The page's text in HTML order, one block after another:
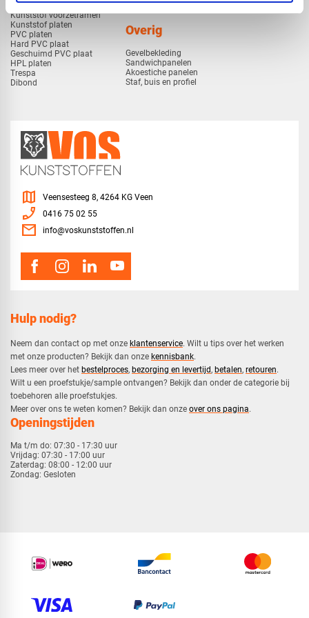
Polycarbonaat platen
Kunststof voorzetramen
Kunststof platen
PVC platen
Hard PVC plaat
Geschuimd PVC plaat
HPL platen
Trespa
Dibond
Polypropyleen platen
Overig
Gevelbekleding
Sandwichpanelen
Akoestiche panelen
Staf, buis en profiel
Hulp nodig?
Neem dan contact op met onze klantenservice. Wilt u tips over het werken
met onze producten? Bekijk dan onze kennisbank.
​Lees meer over het bestelproces, bezorging en levertijd, betalen, retouren.​
​Wilt u een proefstukje/sample ontvangen? Bekijk dan onder de categorie bij
toebehoren alle proefstukjes.
​​Meer over ons te weten komen? Bekijk dan onze over ons pagina.
Openingstijden
Ma t/m do: 07:30 - 17:30 uur
Vrijdag: 07:30 - 17:00 uur
Zaterdag: 08:00 - 12:00 uur
Zondag: Gesloten
map Veensesteeg 8, 4264 KG Veen
phone_enabled 0416 75 02 55
mail info@voskunststoffen.nl